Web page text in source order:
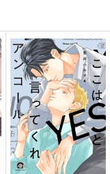
コミティア合わせで大
急ぎで作った4コマ本
なかずとばず
472円（税込）
オリキャラ
サンプル
作品詳細